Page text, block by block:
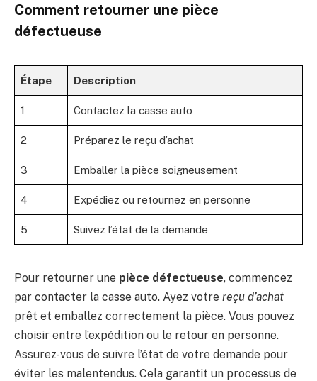
Comment retourner une pièce
défectueuse
Étape Description
1 Contactez la casse auto
2 Préparez le reçu d’achat
3 Emballer la pièce soigneusement
4 Expédiez ou retournez en personne
5 Suivez l’état de la demande
Pour retourner une pièce défectueuse, commencez
par contacter la casse auto. Ayez votre reçu d’achat
prêt et emballez correctement la pièce. Vous pouvez
choisir entre l’expédition ou le retour en personne.
Assurez-vous de suivre l’état de votre demande pour
éviter les malentendus. Cela garantit un processus de